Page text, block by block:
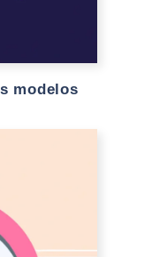
modelos